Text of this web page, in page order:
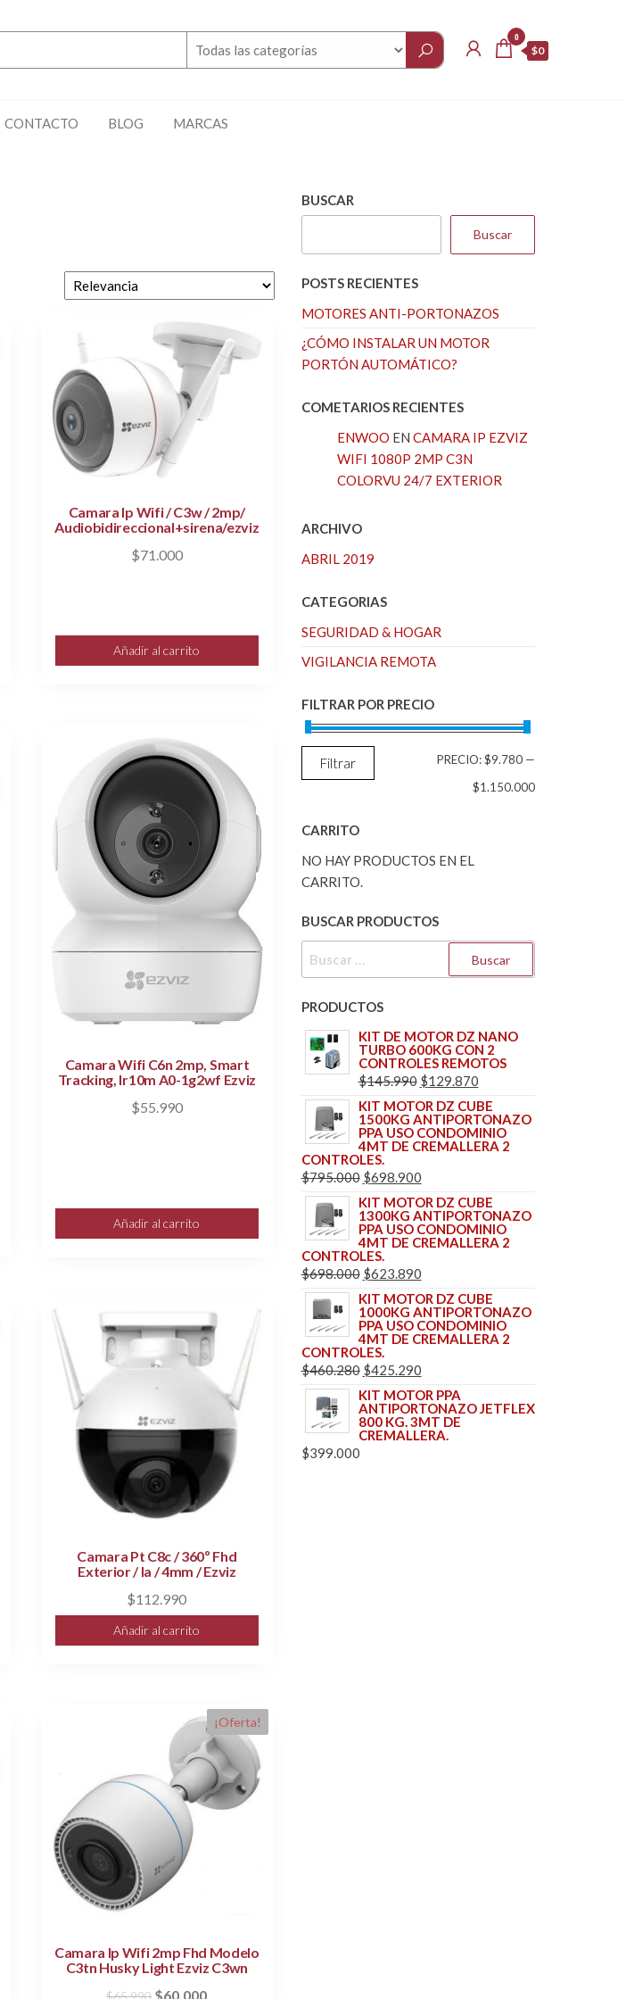
0
$0
CONTACTO BLOG MARCAS
Camara Ip Wifi / C3w / 2mp/
Audiobidireccional+sirena/ezviz
$71.000
Añadir al carrito
Camara Wifi C6n 2mp, Smart
Tracking, Ir10m A0-1g2wf Ezviz
$55.990
Añadir al carrito
Camara Pt C8c / 360º Fhd
Exterior / Ia / 4mm / Ezviz
$112.990
Añadir al carrito
¡Oferta!
Camara Ip Wifi 2mp Fhd Modelo
C3tn Husky Light Ezviz C3wn
$65.990 El
$60.000El
BUSCAR
Buscar
POSTS RECIENTES
MOTORES ANTI-PORTONAZOS
¿CÓMO INSTALAR UN MOTOR
PORTÓN AUTOMÁTICO?
COMETARIOS RECIENTES
ENWOO EN CAMARA IP EZVIZ
WIFI 1080P 2MP C3N
COLORVU 24/7 EXTERIOR
ARCHIVO
ABRIL 2019
CATEGORIAS
SEGURIDAD & HOGAR
VIGILANCIA REMOTA
FILTRAR POR PRECIO
MÍNIMO
MÁXIMO
Filtrar PRECIO:$9.780 —
$1.150.000
CARRITO
NO HAY PRODUCTOS EN EL
CARRITO.
BUSCAR PRODUCTOS
PRODUCTOS
KIT DE MOTOR DZ NANO
TURBO 600KG CON 2
CONTROLES REMOTOS
$145.990 EL
PRECIO
ORIGINAL
ERA:
$129.870EL
PRECIO
ACTUAL
ES:
KIT MOTOR DZ CUBE
1500KG ANTIPORTONAZO
PPA USO CONDOMINIO
4MT DE CREMALLERA 2
CONTROLES.
$795.000 EL
PRECIO
ORIGINAL
ERA:
$795.000.
$698.900EL
PRECIO
ACTUAL
ES:
KIT MOTOR DZ CUBE
1300KG ANTIPORTONAZO
PPA USO CONDOMINIO
4MT DE CREMALLERA 2
CONTROLES.
$698.000 EL
PRECIO
ORIGINAL
ERA:
$698.000.
$623.890EL
PRECIO
ACTUAL
ES:
KIT MOTOR DZ CUBE
1000KG ANTIPORTONAZO
PPA USO CONDOMINIO
4MT DE CREMALLERA 2
CONTROLES.
$460.280 EL
PRECIO
ORIGINAL
ERA:
$425.290EL
PRECIO
ACTUAL
ES:
KIT MOTOR PPA
ANTIPORTONAZO JETFLEX
800 KG. 3MT DE
CREMALLERA.
$399.000